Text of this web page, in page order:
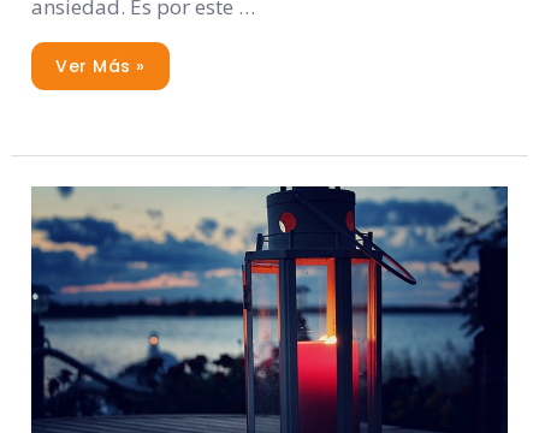
ansiedad. Es por este …
Ver Más »